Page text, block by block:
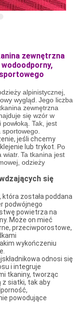
zewnętrzna
alpinistycznej,
wygląd. Jego liczba
zewnętrzna
się wzór w
Tak, jest
sportowego.
jeśli chcemy
lub trykot. Po
wiatr. Ta tkanina jest
odzieży
się
która została poddana
podwójnego
powietrza na
Może on mieć
przeciwporostowe,
wykończeniu
odnosi się
i integruje
tkaniny, tworząc
siatki, tak aby
powodujące